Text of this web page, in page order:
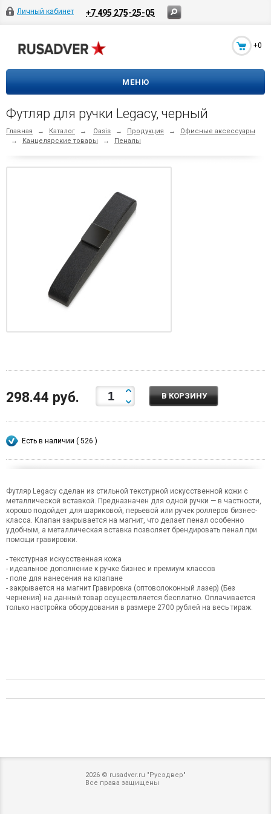
Личный кабинет +7 495 275-25-05
+0
МЕНЮ
Футляр для ручки Legacy, черный
Главная → Каталог → Oasis → Продукция →
Офисные аксессуары
→
Канцелярские товары → Пеналы
298.44 руб. В КОРЗИНУ
Есть в наличии ( 526 )
Футляр Legacy cделан из стильной текстурной искусственной кожи с
металлической вставкой. Предназначен для одной ручки — в частности,
хорошо подойдет для шариковой, перьевой или ручек роллеров бизнес-
класса. Клапан закрывается на магнит, что делает пенал особенно
удобным, а металлическая вставка позволяет брендировать пенал при
помощи гравировки.
- текстурная искусственная кожа
- идеальное дополнение к ручке бизнес и премиум классов
- поле для нанесения на клапане
- закрывается на магнит Гравировка (оптоволоконный лазер) (Без
чернения) на данный товар осуществляется бесплатно. Оплачивается
только настройка оборудования в размере 2700 рублей на весь тираж.
2026 © rusadver.ru "Русэдвер"
Все права защищены